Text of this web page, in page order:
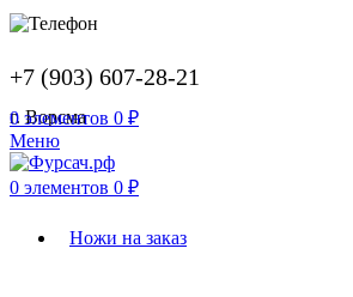
+7 (903) 607-28-21
г. Ворсма
0 элементов 0 ₽
Меню
0 элементов 0 ₽
Ножи на заказ